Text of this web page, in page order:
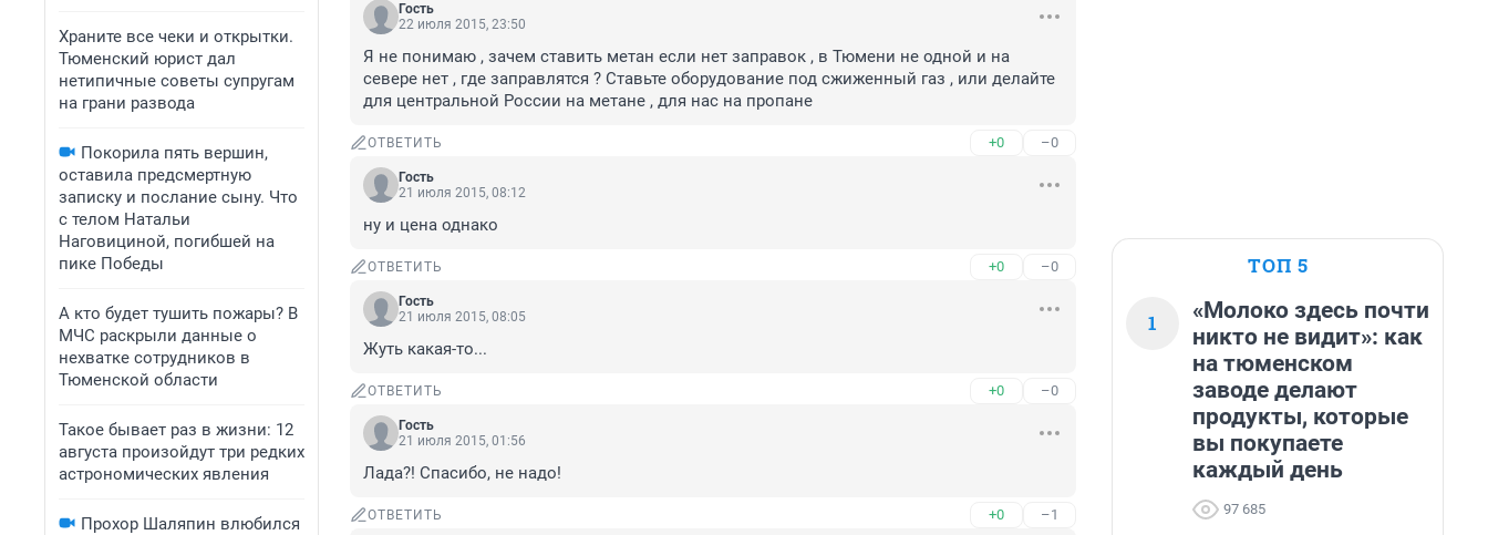
Храните все чеки и открытки.
Тюменский юрист дал
нетипичные советы супругам
на грани развода
Покорила пять вершин,
оставила предсмертную
записку и послание сыну. Что
с телом Натальи
Наговициной, погибшей на
пике Победы
А кто будет тушить пожары? В
МЧС раскрыли данные о
нехватке сотрудников в
Тюменской области
Такое бывает раз в жизни: 12
августа произойдут три редких
астрономических явления
Прохор Шаляпин влюбился
Гость
22 июля 2015, 23:50
Я не понимаю , зачем ставить метан если нет заправок , в Тюмени не одной и на
севере нет , где заправлятся ? Ставьте оборудование под сжиженный газ , или делайте
для центральной России на метане , для нас на пропане
ОТВЕТИТЬ +0 –0
Гость
21 июля 2015, 08:12
ну и цена однако
ОТВЕТИТЬ +0 –0
Гость
21 июля 2015, 08:05
Жуть какая-то...
ОТВЕТИТЬ +0 –0
Гость
21 июля 2015, 01:56
Лада?! Спасибо, не надо!
ОТВЕТИТЬ +0 –1
ТОП 5
1
«Молоко здесь почти
никто не видит»: как
на тюменском
заводе делают
продукты, которые
вы покупаете
каждый день
97 685